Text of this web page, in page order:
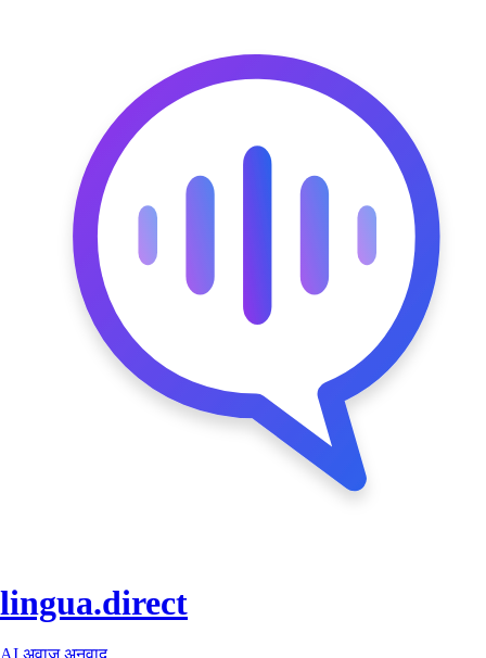
lingua.direct
AI अवाज अनुवाद